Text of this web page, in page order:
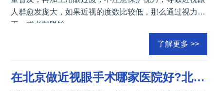
人群愈发庞大，如果近视的度数比较低，那么通过视力矫
正，或者戴眼镜
了解更多 >>
在北京做近视眼手术哪家医院好?北京近视激光手术多少钱?